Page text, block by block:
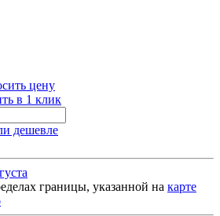
цену
в 1 клик
дешевле
границы, указанной на карте